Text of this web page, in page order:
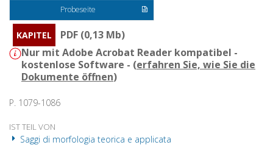
Probeseite
KAPITEL
PDF (0,13 Mb)
Nur mit Adobe Acrobat Reader kompatibel -
kostenlose Software - (erfahren Sie, wie Sie die
Dokumente öffnen)
P. 1079-1086
IST TEIL VON
Saggi di morfologia teorica e applicata